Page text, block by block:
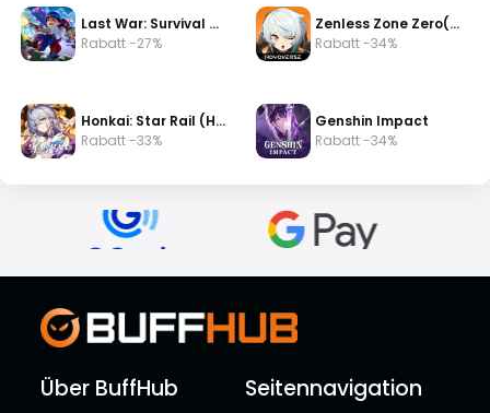
Last War: Survival Game
Rabatt -27%
Zenless Zone Zero(zzz)
Rabatt -34%
Honkai: Star Rail (HSR)
Rabatt -33%
Genshin Impact
Rabatt -34%
Über BuffHub Seitennavigation